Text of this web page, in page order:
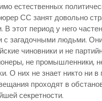
естественных
СС занят довольно
В этот период у него
с загадочными людьми.
чиновники и не
не промышленники,
О них не знает никто ни в
проходят в
секретности.